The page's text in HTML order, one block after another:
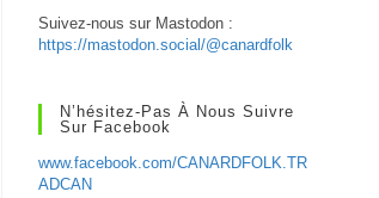
Suivez-nous sur Mastodon :
https://mastodon.social/@canardfolk
N’hésitez-Pas À Nous Suivre
Sur Facebook
www.facebook.com/CANARDFOLK.TR
ADCAN